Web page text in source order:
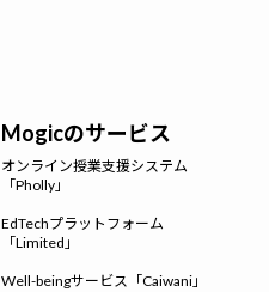
Mogicのサービス
オンライン授業支援システム
「Pholly」
EdTechプラットフォーム
「Limited」
Well-beingサービス「Caiwani」